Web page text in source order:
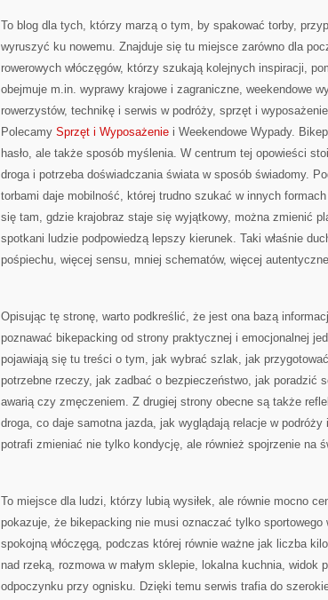
To blog dla tych, którzy marzą o tym, by spakować torby,
wyruszyć ku nowemu. Znajduje się tu miejsce zarówno dla
rowerowych włóczęgów, którzy szukają kolejnych inspiracji,
obejmuje m.in. wyprawy krajowe i zagraniczne, weekendowe
rowerzystów, technikę i serwis w podróży, sprzęt i
Polecamy Sprzęt i Wyposażenie i Weekendowe Wypady.
hasło, ale także sposób myślenia. W centrum tej opowieści
droga i potrzeba doświadczania świata w sposób świadomy.
torbami daje mobilność, której trudno szukać w innych
się tam, gdzie krajobraz staje się wyjątkowy, można zmienić
spotkani ludzie podpowiedzą lepszy kierunek. Taki właśnie
pośpiechu, więcej sensu, mniej schematów, więcej
Opisując tę stronę, warto podkreślić, że jest ona bazą
poznawać bikepacking od strony praktycznej i emocjonalnej
pojawiają się tu treści o tym, jak wybrać szlak, jak
potrzebne rzeczy, jak zadbać o bezpieczeństwo, jak poradzić
awarią czy zmęczeniem. Z drugiej strony obecne są także
droga, co daje samotna jazda, jak wyglądają relacje w podróży
potrafi zmieniać nie tylko kondycję, ale również spojrzenie na
To miejsce dla ludzi, którzy lubią wysiłek, ale równie mocno
pokazuje, że bikepacking nie musi oznaczać tylko
spokojną włóczęgą, podczas której równie ważne jak liczba
nad rzeką, rozmowa w małym sklepie, lokalna kuchnia, widok
odpoczynku przy ognisku. Dzięki temu serwis trafia do